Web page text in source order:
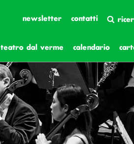
newsletter contatti
teatro dal verme calendario